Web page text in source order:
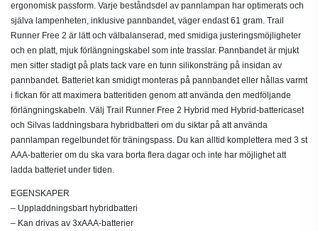
ergonomisk passform. Varje beståndsdel av pannlampan har optimerats och
själva lampenheten, inklusive pannbandet, väger endast 61 gram. Trail
Runner Free 2 är lätt och välbalanserad, med smidiga justeringsmöjligheter
och en platt, mjuk förlängningskabel som inte trasslar. Pannbandet är mjukt
men sitter stadigt på plats tack vare en tunn silikonsträng på insidan av
pannbandet. Batteriet kan smidigt monteras på pannbandet eller hållas varmt
i fickan för att maximera batteritiden genom att använda den medföljande
förlängningskabeln. Välj Trail Runner Free 2 Hybrid med Hybrid-battericaset
och Silvas laddningsbara hybridbatteri om du siktar på att använda
pannlampan regelbundet för träningspass. Du kan alltid komplettera med 3 st
AAA-batterier om du ska vara borta flera dagar och inte har möjlighet att
ladda batteriet under tiden.
EGENSKAPER
– Uppladdningsbart hybridbatteri
– Kan drivas av 3xAAA-batterier